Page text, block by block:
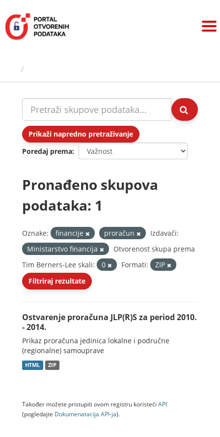
sadržaj
Prikaži napredno pretraživanje
Poredaj prema
Pronađeno skupova
podataka: 1
Oznake: financije proračun
Izdavači:
Ministarstvo financija
Otvorenost skupa prema
Tim Berners-Lee skali:
0 Formati:
ZIP
Filtriraj rezultate
Ostvarenje proračuna JLP(R)S za period 2010.
- 2014.
Prikaz proračuna jedinica lokalne i područne
(regionalne) samouprave
HTML ZIP
Također možete pristupiti ovom registru koristeći API
(pogledajte Dokumenаtаcijа API-jа).